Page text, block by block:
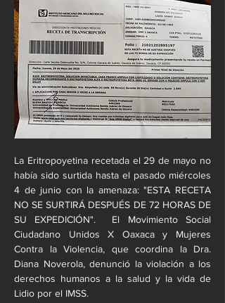
La Eritropoyetina recetada el 29 de mayo no
había sido surtida hasta el pasado miércoles
4 de junio con la amenaza: "ESTA RECETA
NO SE SURTIRÁ DESPUÉS DE 72 HORAS DE
SU EXPEDICIÓN".  El Movimiento Social
Ciudadano Unidos X Oaxaca y Mujeres
Contra la Violencia, que coordina la Dra.
Diana Noverola, denunció la violación a los
derechos humanos a la salud y la vida de
Lidio por el IMSS.